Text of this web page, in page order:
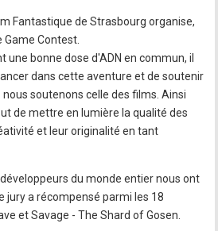
Fantastique de Strasbourg organise,
Game Contest.
une bonne dose d'ADN en commun, il
dans cette aventure et de soutenir
soutenons celle des films. Ainsi
de mettre en lumière la qualité des
et leur originalité en tant
développeurs du monde entier nous ont
jury a récompensé parmi les 18
et Savage - The Shard of Gosen.